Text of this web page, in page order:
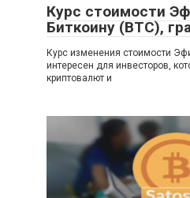
Курс стоимости
Биткоину (BTC),
Курс изменения стоимости
интересен для инвесторов,
криптовалют и